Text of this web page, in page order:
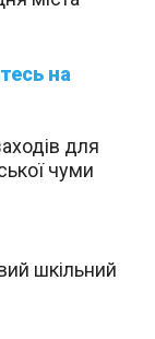
для
чуми
шкільний